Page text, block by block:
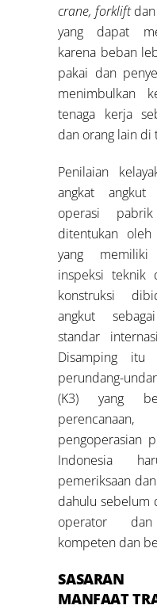
crane, forklift
yang dapat
karena beban
pakai dan
menimbulkan
tenaga kerja
dan orang lain di
Penilaian
angkat
operasi
ditentukan
yang memiliki
inspeksi teknik
konstruksi
angkut
standar
Disamping itu
perundang-
(K3) yang
pengoperasian
Indonesia
pemeriksaan
dahulu sebelum
operator
kompeten dan
MANFAAT